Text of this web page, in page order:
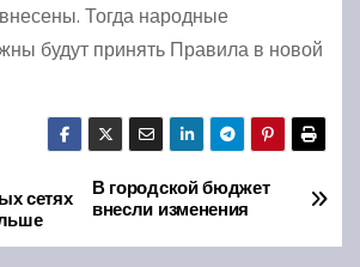
Тогда народные
будут принять Правила в новой
В городской бюджет
внесли изменения
сетях